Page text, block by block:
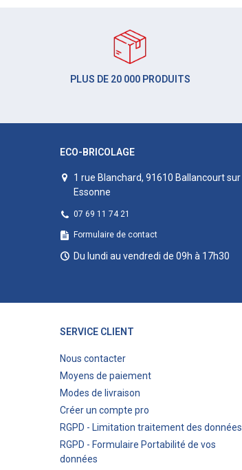
PLUS DE 20 000 PRODUITS
ECO-BRICOLAGE
1 rue Blanchard, 91610 Ballancourt sur
Essonne
07 69 11 74 21
Formulaire de contact
Du lundi au vendredi de 09h à 17h30
SERVICE CLIENT
Nous contacter
Moyens de paiement
Modes de livraison
Créer un compte pro
RGPD - Limitation traitement des données
RGPD - Formulaire Portabilité de vos
données